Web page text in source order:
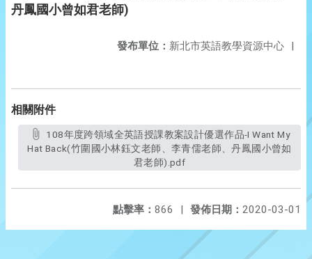
丹鳳國小曾如君老師)
發布單位： 新北市英語教學資源中心 |
相關附件
Hat Back(竹圍國小林鈺文老師、李青儒老師、丹鳳國小曾如
君老師).pdf
發佈日期： 2020-03-01
點擊率： 866 |